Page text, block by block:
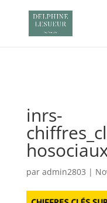
référencement et prise de
inrs-
par admin2803 |